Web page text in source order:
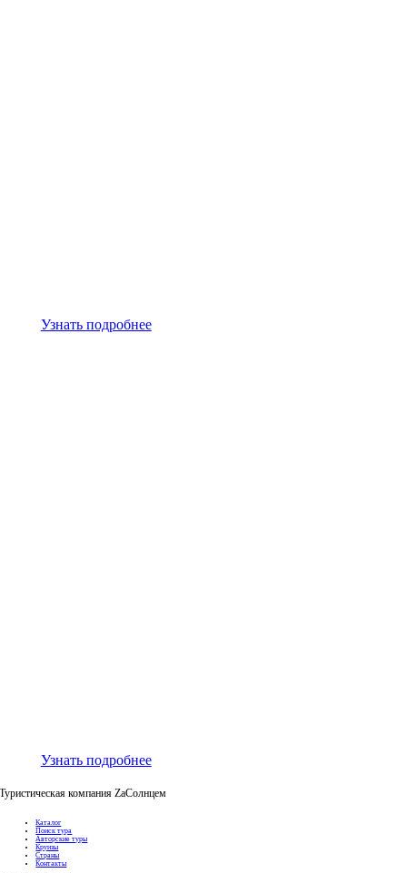
Узнать подробнее
Узнать подробнее
Туристическая компания ZaСолнцем
Каталог
Поиск тура
Авторские туры
Круизы
Страны
Контакты